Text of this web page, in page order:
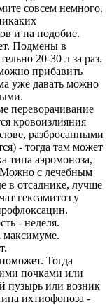
совсем немного.
и на подобие.
Подмены в
20-30 л за раз.
прибавить
уже давать можно
переворачивание
кровоизлияния
разбросанными
- тогда там может
типа аэромоноза,
Можно с лечебным
в отсаднике, лучше
гексамитоз у
- неделя.
максимуме.
Тогда
почками или
пузырь или возник
ихтиофоноза -